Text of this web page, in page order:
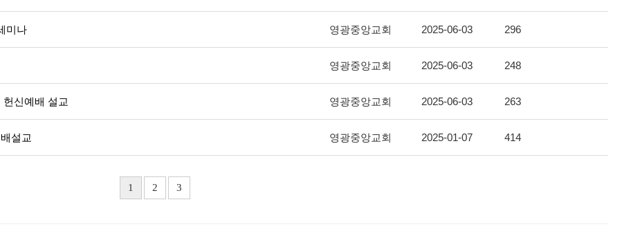
미나 영광중앙교회 2025-06-03 296
영광중앙교회 2025-06-03 248
신예배 설교 영광중앙교회 2025-06-03 263
설교 영광중앙교회 2025-01-07 414
1 2 3